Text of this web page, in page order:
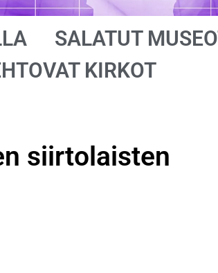
SALATUT
KIRKOT
siirtolaisten